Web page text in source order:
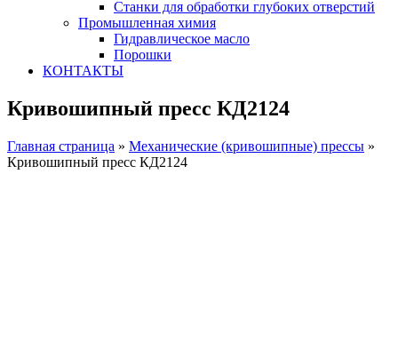
Станки для обработки глубоких отверстий
Промышленная химия
Гидравлическое масло
Порошки
КОНТАКТЫ
Кривошипный пресс КД2124
Главная страница » Механические (кривошипные) прессы »
Кривошипный пресс КД2124